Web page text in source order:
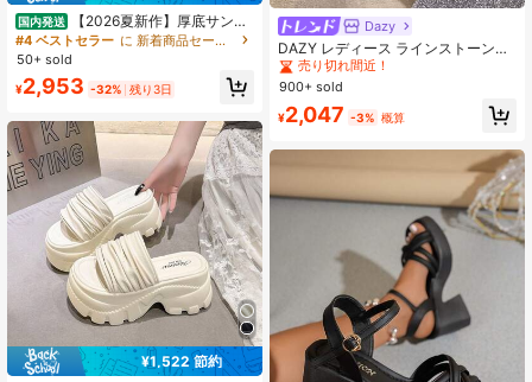
国内発送
【2026夏新作】厚底サンダ
ル トングサンダル レディース キル
ティング 星型スタッズ 鋲 ビーチサ
ンダル ボリューム底 プラットフォー
ム 痛くない 歩きやすい Y2K 韓国ス
トリート 地雷系 ブラック 黒
#4 ベストセラー
に 新着商品セール 女性用プラットフォーム&ウェッジサンダル
50+ sold
¥2,953 -32% 残り3日
¥1,522 節約
Dazy
DAZY レディース ラインストーン装
飾 ウェッジサンダル プラットフォー
ム クロスストラップ 春夏のアウトフ
#2 ベストセラー
売り切れ間近！
#2 ベストセラー
売り切れ間近！
#2 ベストセラー
売り切れ間近！
#2 ベストセラー
売り切れ間近！
900+ sold
¥2,047 -3% 概算